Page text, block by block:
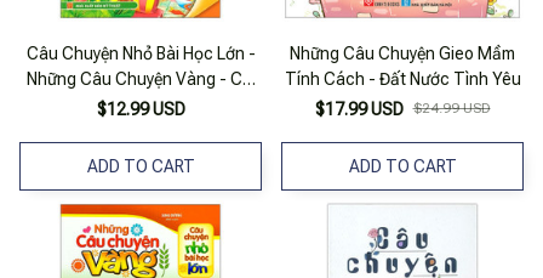
Câu Chuyện Nhỏ Bài Học Lớn -
Những Câu Chuyện Vàng - Cái
Đẹp Chân Chính
$12.99 USD
ADD TO CART
Những Câu Chuyện Gieo Mầm
Tính Cách - Đất Nước Tình Yêu
$17.99 USD $24.99 USD
ADD TO CART